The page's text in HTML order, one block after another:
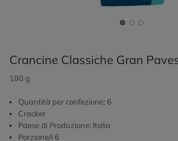
Crancine Classiche Gran
180 g
Quantità per confezione: 6
Cracker
Paese di Produzione: Italia
Porzione/i 6